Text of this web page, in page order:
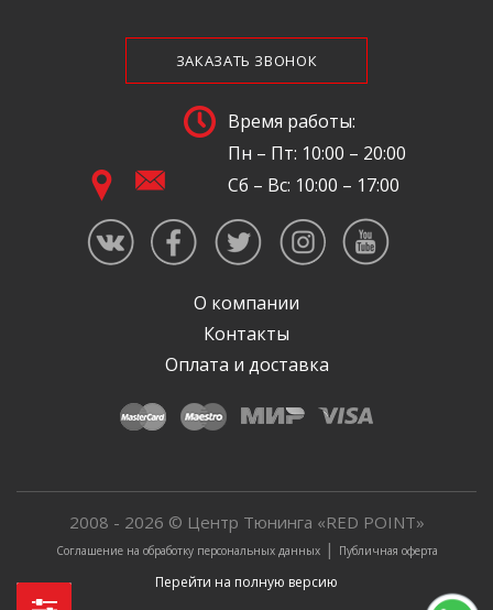
ЗАКАЗАТЬ ЗВОНОК
Время работы:
Пн – Пт: 10:00 – 20:00
Сб – Вс: 10:00 – 17:00
О компании
Контакты
Оплата и доставка
2008 - 2026 © Центр Тюнинга «RED POINT»
Соглашение на обработку персональных данных| Публичная оферта
Перейти на полную версию